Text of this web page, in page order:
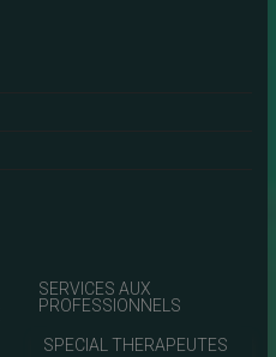
SERVICES AUX
PROFESSIONNELS
SPECIAL THERAPEUTES